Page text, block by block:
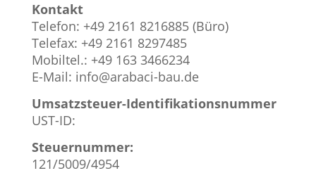
Kontakt
Telefon: +49 2161 8216885 (Büro)
Telefax: +49 2161 8297485
Mobiltel.: +49 163 3466234
E-Mail: info@arabaci-bau.de
Umsatzsteuer-Identifikationsnummer
UST-ID:
Steuernummer:
121/5009/4954